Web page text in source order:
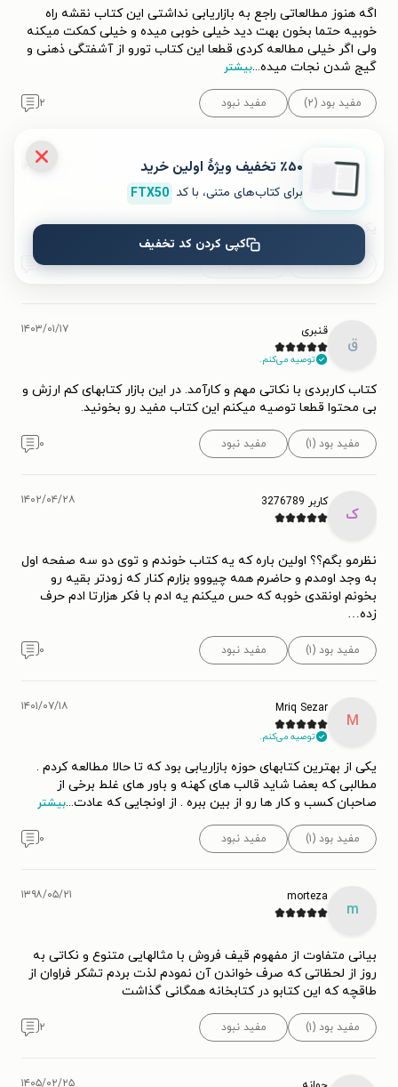
اگه هنوز مطالعاتی راجع به بازاریابی نداشتی این کتاب نقشه راه
خوبیه حتما بخون بهت دید خیلی خوبی میده و خیلی کمکت میکنه
ولی اگر خیلی مطالعه کردی قطعا این کتاب تورو از آشفتگی ذهنی و
گیج شدن نجات میده...بیشتر
مفید بود (۲) مفید نبود ۲
2
۱۳۹۸/۰۶/۰۶
یکی از کتاب های خوب بازاریابی به دوستان پیشنهاد میکنم بخون
مفید بود (۲) مفید نبود ۱
ق
قنبری
توصیه می‌کنم.
۱۴۰۳/۰۱/۱۷
کتاب کاربردی با نکاتی مهم و کارآمد. در این بازار کتابهای کم ارزش و
بی محتوا قطعا توصیه میکنم این کتاب مفید رو بخونید.
مفید بود (۱) مفید نبود ۰
ک
کاربر 3276789 ۱۴۰۲/۰۴/۲۸
نظرمو بگم؟؟ اولین باره که یه کتاب خوندم و توی دو سه صفحه اول
به وجد اومدم و حاضرم همه چیووو بزارم کنار که زودتر بقیه رو
بخونم اونقدی خوبه که حس میکنم یه ادم با فکر هزارتا ادم حرف
زده…
مفید بود (۱) مفید نبود ۰
M
Mriq Sezar
توصیه می‌کنم.
۱۴۰۱/۰۷/۱۸
یکی از بهترین کتابهای حوزه بازاریابی بود که تا حالا مطالعه کردم .
مطالبی که بعضا شاید قالب های کهنه و باور های غلط برخی از
صاحبان کسب و کار ها رو از بین ببره . از اونجایی که عادت...بیشتر
مفید بود (۱) مفید نبود ۰
m
morteza ۱۳۹۸/۰۵/۲۱
بیانی متفاوت از مفهوم قیف فروش با مثالهایی متنوع و نکاتی به
روز از لحظاتی که صرف خواندن آن نمودم لذت بردم تشکر فراوان از
طاقچه که این کتابو در کتابخانه همگانی گذاشت
مفید بود (۱) مفید نبود ۲
۱۴۰۵/۰۲/۲۵
٪۵۰ تخفیف ویژۀ اولین خرید
برای کتاب‌های متنی، با کد FTX50
کپی کردن کد تخفیف